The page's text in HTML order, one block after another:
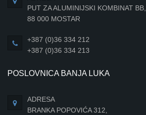
PUT ZA ALUMINIJSKI KOMBINAT BB,
88 000 MOSTAR
+387 (0)36 334 212
+387 (0)36 334 213
POSLOVNICA BANJA LUKA
ADRESA
BRANKA POPOVIĆA 312,